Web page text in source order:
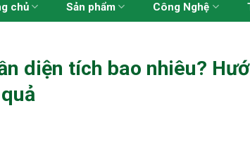
chủ Sản phẩm Công Nghệ
diện tích bao nhiêu?